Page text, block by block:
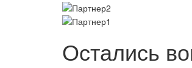
Остались